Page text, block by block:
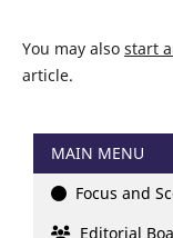
You may also start
article.
MAIN MENU
Focus and
Editorial